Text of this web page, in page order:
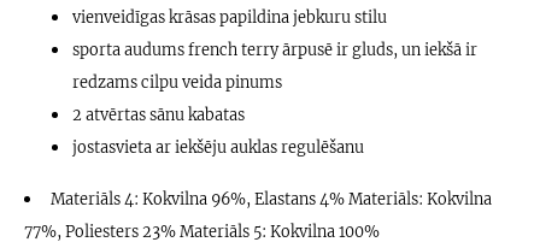
vienveidīgas krāsas papildina jebkuru stilu
sporta audums french terry ārpusē ir gluds, un iekšā ir
redzams cilpu veida pinums
2 atvērtas sānu kabatas
jostasvieta ar iekšēju auklas regulēšanu
Materiāls 4: Kokvilna 96%, Elastans 4% Materiāls: Kokvilna
77%, Poliesters 23% Materiāls 5: Kokvilna 100%